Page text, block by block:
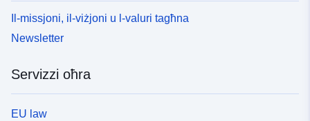
Il-missjoni, il-viżjoni u l-valuri tagħna
Newsletter
Servizzi oħra
EU law